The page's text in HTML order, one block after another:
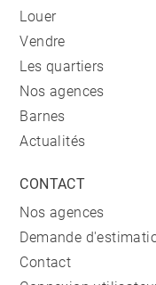
Louer
Vendre
Les quartiers
Nos agences
Barnes
Actualités
CONTACT
Nos agences
Demande
Contact